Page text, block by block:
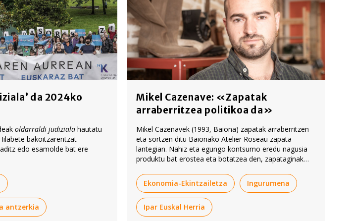
da 2024ko
oldarraldi judizialahautatu
edo esamolde bat ere
antzerkia
Mikel Cazenave: «Zapatak
arraberritzea politikoa da»
Mikel Cazenavek (1993, Baiona) zapatak arraberritzen
eta sortzen ditu Baionako Atelier Roseau zapata
lantegian. Nahiz eta egungo kontsumo eredu nagusia
produktu bat erostea eta botatzea den, zapataginak
baita gakoa.
Ekonomia-Ekintzailetza Ingurumena
Ipar Euskal Herria